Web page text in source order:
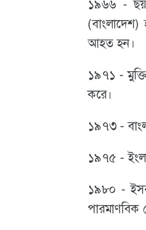
১৯৬৬ - ছয়
আহত হন।
১৯৭১ -
করে।
১৯৭৩ -
১৯৭৫ -
১৯৮০ -
পারমাণবিক